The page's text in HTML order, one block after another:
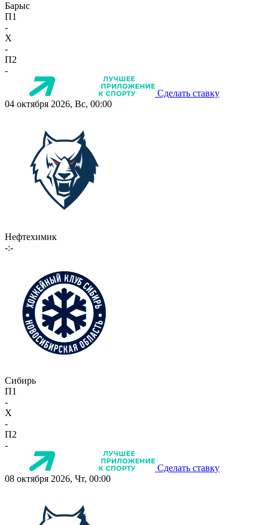
Барыс
П1
-
X
-
П2
-
Сделать ставку
04 октября 2026, Вс, 00:00
Нефтехимик
-:-
Сибирь
П1
-
X
-
П2
-
Сделать ставку
08 октября 2026, Чт, 00:00